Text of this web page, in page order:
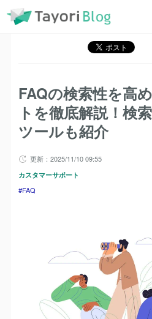
TayoriBlog 記事一覧
説！
FAQの検索性を高
トを徹底解説！検
ツールも紹介
更新：2025/11/10 09:55
カスタマーサポート
FAQ